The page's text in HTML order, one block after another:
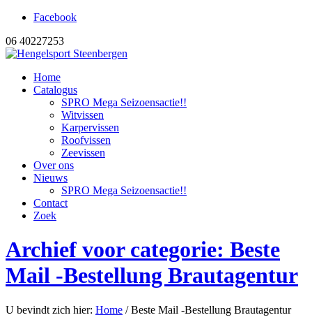
Facebook
06 40227253
Home
Catalogus
SPRO Mega Seizoensactie!!
Witvissen
Karpervissen
Roofvissen
Zeevissen
Over ons
Nieuws
SPRO Mega Seizoensactie!!
Contact
Zoek
Archief voor categorie: Beste
Mail -Bestellung Brautagentur
U bevindt zich hier: Home / Beste Mail -Bestellung Brautagentur